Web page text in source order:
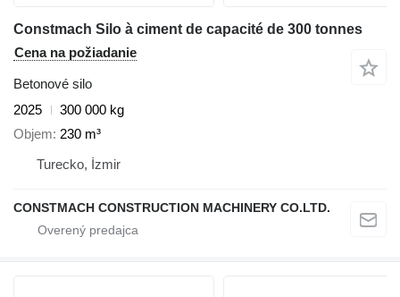
Constmach Silo à ciment de capacité de 300 tonnes
Cena na požiadanie
Betonové silo
2025
300 000 kg
Objem 230 m³
Turecko, İzmir
CONSTMACH CONSTRUCTION MACHINERY CO.LTD.